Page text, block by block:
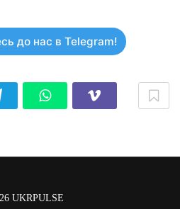
до нас в Telegram!
UKRPULSE